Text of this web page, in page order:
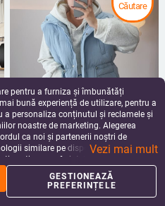
Cardigan cu fermoar, guler înalt,
amestec nylon/poliester, umplutură
din bumbac, croială lejeră
380.30Lei
add_shopping_cart
pentru a furniza și îmbunătăți
bună experiență de utilizare, pentru a
personaliza conținutul și reclamele și
noastre de marketing. Alegerea
ca noi și partenerii noștri de
similare pe dispozitivul dvs. în
gestiona preferințele în orice moment
Pentru mai multe informații, vă
confidențialitate.
Vezi mai mult
GESTIONEAZĂ
PREFERINȚELE
Căutare